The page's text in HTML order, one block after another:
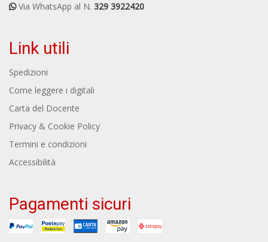
Via WhatsApp al N. 329 3922420
Link utili
Spedizioni
Come leggere i digitali
Carta del Docente
Privacy & Cookie Policy
Termini e condizioni
Accessibilità
Pagamenti sicuri